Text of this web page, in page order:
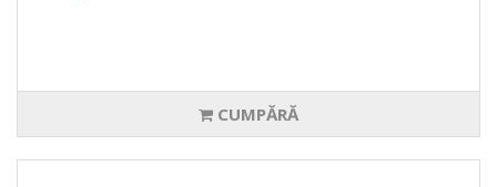
CUMPĂRĂ